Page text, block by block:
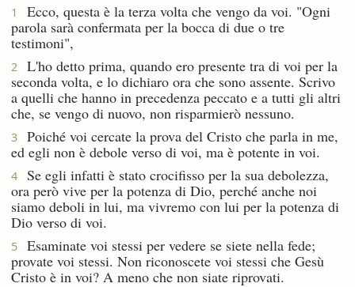
1
Ecco, questa è la terza volta che vengo da voi. "Ogni
parola sarà confermata per la bocca di due o tre
testimoni",
2
L'ho detto prima, quando ero presente tra di voi per la
seconda volta, e lo dichiaro ora che sono assente. Scrivo
a quelli che hanno in precedenza peccato e a tutti gli altri
che, se vengo di nuovo, non risparmierò nessuno.
3
Poiché voi cercate la prova del Cristo che parla in me,
ed egli non è debole verso di voi, ma è potente in voi.
4
Se egli infatti è stato crocifisso per la sua debolezza,
ora però vive per la potenza di Dio, perché anche noi
siamo deboli in lui, ma vivremo con lui per la potenza di
Dio verso di voi.
5
Esaminate voi stessi per vedere se siete nella fede;
provate voi stessi. Non riconoscete voi stessi che Gesù
Cristo è in voi? A meno che non siate riprovati.